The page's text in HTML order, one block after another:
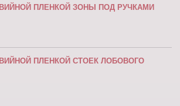
ПЛЕНКОЙ ЗОНЫ ПОД РУЧКАМИ
ПЛЕНКОЙ СТОЕК ЛОБОВОГО